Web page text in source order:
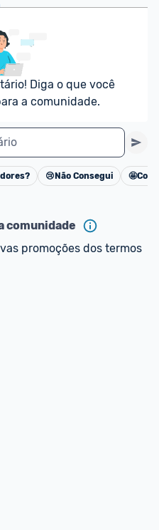
Diga o que você
a comunidade.
Cancelar
😢 Não Consegui 🤩
comunidade
promoções dos termos